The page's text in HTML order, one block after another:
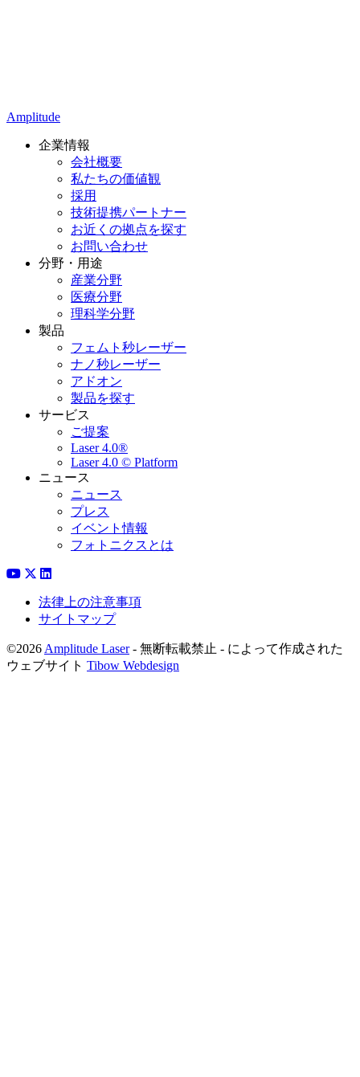
Amplitude
企業情報
会社概要
私たちの価値観
採用
技術提携パートナー
お近くの拠点を探す
お問い合わせ
分野・用途
産業分野
医療分野
理科学分野
製品
フェムト秒レーザー
ナノ秒レーザー
アドオン
製品を探す
サービス
ご提案
Laser 4.0®
Laser 4.0 © Platform
ニュース
ニュース
プレス
イベント情報
フォトニクスとは
法律上の注意事項
サイトマップ
©2026 Amplitude Laser- 無断転載禁止 - によって作成された
ウェブサイト Tibow Webdesign